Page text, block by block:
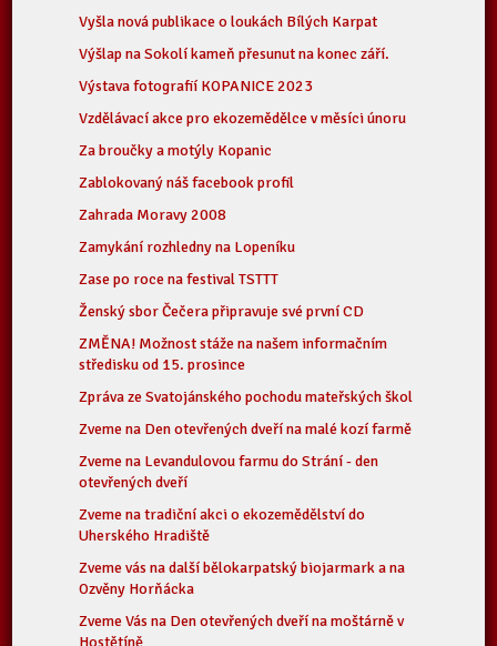
Vyšla nová publikace o loukách Bílých Karpat
Výšlap na Sokolí kameň přesunut na konec září.
Výstava fotografií KOPANICE 2023
Vzdělávací akce pro ekozemědělce v měsíci únoru
Za broučky a motýly Kopanic
Zablokovaný náš facebook profil
Zahrada Moravy 2008
Zamykání rozhledny na Lopeníku
Zase po roce na festival TSTTT
Ženský sbor Čečera připravuje své první CD
ZMĚNA! Možnost stáže na našem informačním
středisku od 15. prosince
Zpráva ze Svatojánského pochodu mateřských škol
Zveme na Den otevřených dveří na malé kozí farmě
Zveme na Levandulovou farmu do Strání - den
otevřených dveří
Zveme na tradiční akci o ekozemědělství do
Uherského Hradiště
Zveme vás na další bělokarpatský biojarmark a na
Ozvěny Horňácka
Zveme Vás na Den otevřených dveří na moštárně v
Hostětíně